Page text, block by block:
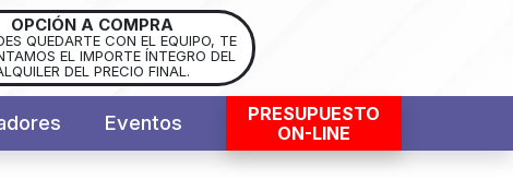
OPCIÓN A COMPRA
QUEDARTE CON EL EQUIPO, TE
EL IMPORTE ÍNTEGRO DEL
DEL PRECIO FINAL.
Eventos
PRESUPUESTO
ON-LINE